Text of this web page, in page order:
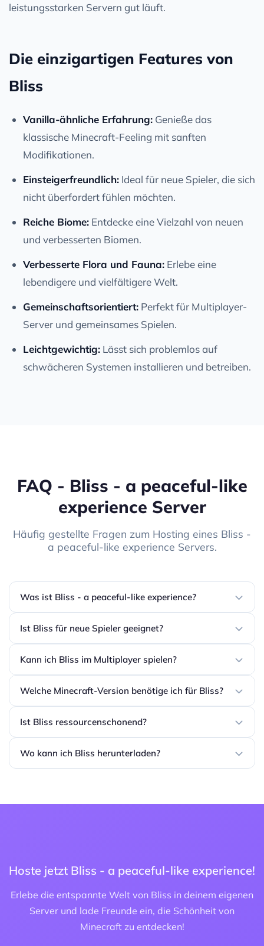
leistungsstarken Servern gut läuft.
Die einzigartigen Features von
Bliss
Vanilla-ähnliche Erfahrung: Genieße das
klassische Minecraft-Feeling mit sanften
Modifikationen.
Einsteigerfreundlich: Ideal für neue Spieler, die sich
nicht überfordert fühlen möchten.
Reiche Biome: Entdecke eine Vielzahl von neuen
und verbesserten Biomen.
Verbesserte Flora und Fauna: Erlebe eine
lebendigere und vielfältigere Welt.
Gemeinschaftsorientiert: Perfekt für Multiplayer-
Server und gemeinsames Spielen.
Leichtgewichtig: Lässt sich problemlos auf
schwächeren Systemen installieren und betreiben.
FAQ - Bliss - a peaceful-like
experience Server
Häufig gestellte Fragen zum Hosting eines Bliss -
a peaceful-like experience Servers.
Was ist Bliss - a peaceful-like experience?
Ist Bliss für neue Spieler geeignet?
Kann ich Bliss im Multiplayer spielen?
Welche Minecraft-Version benötige ich für Bliss?
Ist Bliss ressourcenschonend?
Wo kann ich Bliss herunterladen?
Hoste jetzt Bliss - a peaceful-like experience!
Erlebe die entspannte Welt von Bliss in deinem eigenen
Server und lade Freunde ein, die Schönheit von
Minecraft zu entdecken!